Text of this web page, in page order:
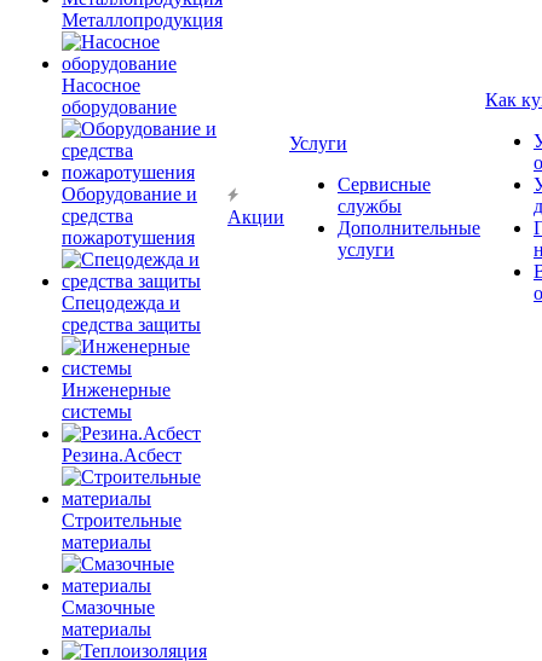
Металлопродукция
Насосное
оборудование
Оборудование и
средства
пожаротушения
Спецодежда и
средства защиты
Инженерные
системы
Резина.Асбест
Строительные
материалы
Смазочные
материалы
Акции
Услуги
Сервисные
службы
Дополнительные
услуги
Как